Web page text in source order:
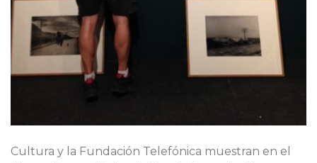
Cultura y la Fundación Telefónica muestran en el